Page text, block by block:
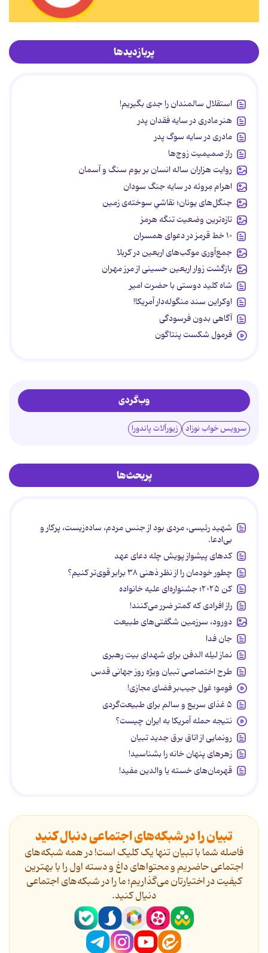
پربازدیدها
استقلال سالمندان را جدی بگیریم!
هنر مادری در سایه‌ فقدان پدر
مادری در سایه سوگ پدر
راز صمیمیت زوج‌ها
روایت هزاران ساله انسان بر بوم سنگ و آسمان
اهرام مِروئه در سایه جنگ سودان
جنگل‌های یونان؛ نقاشیِ سوخته‌ی زمین
تازه‌ترین وضعیت تنگه هرمز
۱۰ خط قرمز در دعوای همسران
جمع‌آوری موکب‌های اربعین در کربلا
بازگشت زوار اربعین حسینی از مرز مهران
شاه کلید دوستی با حضرت امیر
اوکراین سند منگوله‌دار آمریکا!
آگاهی بدون فرسودگی
فرمول شکست پنتاگون
وب‌گردی
سرویس خواب نوزاد زیورآلات پاندورا
پربحث‌ها
شهید رئیسی، مردی بود از جنس مردم، ساده‌زیست، پرکار و
بی‌ادعا.
کدهای پیشواز پویش چله دعای عهد
چطور خودمان را از نظر ذهنی ۳۸ برابر قوی‌تر کنیم؟
کن ۲۰۲۵؛ جشنواره‌ای علیه خانواده
راز افرادی که کمتر ضرر می‌کنند!
دورود، سرزمین شگفتی‌های طبیعت
جان فدا
نماز لیله الدفن برای شهدای بیت رهبری
طرح اختصاصی تبیان ویژه روز جهانی قدس
فومو؛ غول جیب‌بر فضای مجازی!
۵ غذای سریع و سالم برای طبیعت‌گردی
نتیجه حمله آمریکا به ایران چیست؟
رونمایی از اتاق برق جدید تبیان
زهرهای پنهان خانه را بشناسید!
قهرمان‌های خسته یا والدین مفید!
تبیان را در شبکه‌های اجتماعی دنبال کنید
فاصله شما با تبیان تنها یک کلیک است! در همه شبکه‌های
اجتماعی حاضریم و محتواهای داغ و دسته اول را با بهترین
کیفیت در اختیارتان می‌گذاریم؛ ما را در شبکه‌های اجتماعی
دنیال کنید.